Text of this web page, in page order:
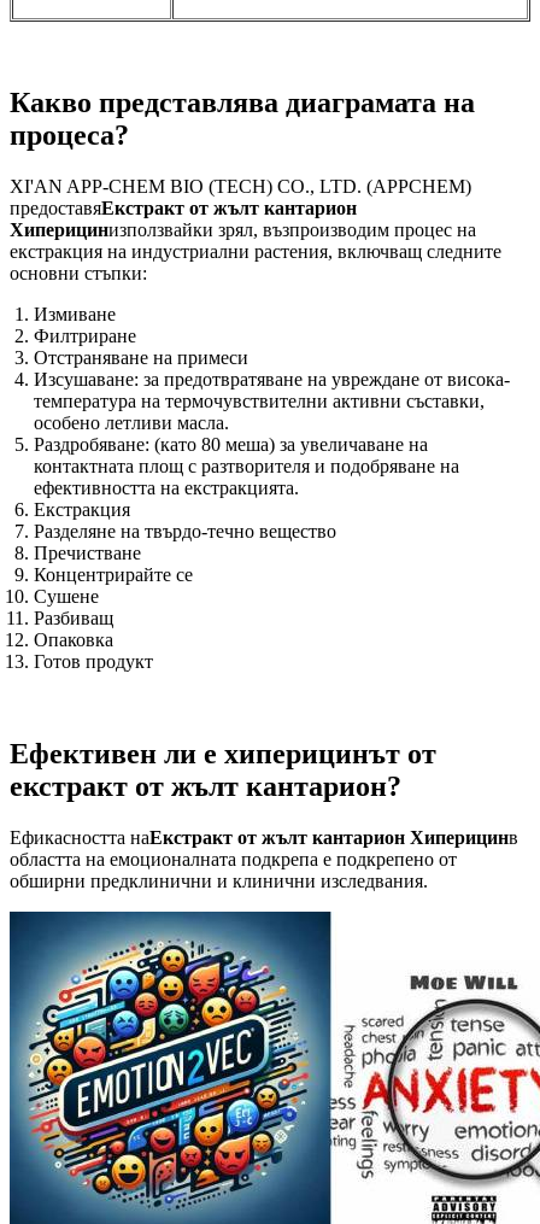
Какво представлява диаграмата на
процеса?
XI'AN APP-CHEM BIO (TECH) CO., LTD. (APPCHEM)
предоставяЕкстракт от жълт кантарион
Хиперицинизползвайки зрял, възпроизводим процес на
екстракция на индустриални растения, включващ следните
основни стъпки:
Измиване
Филтриране
Отстраняване на примеси
Изсушаване: за предотвратяване на увреждане от висока-
температура на термочувствителни активни съставки,
особено летливи масла.
Раздробяване: (като 80 меша) за увеличаване на
контактната площ с разтворителя и подобряване на
ефективността на екстракцията.
Екстракция
Разделяне на твърдо-течно вещество
Пречистване
Концентрирайте се
Сушене
Разбиващ
Опаковка
Готов продукт
Ефективен ли е хиперицинът от
екстракт от жълт кантарион?
Ефикасността наЕкстракт от жълт кантарион Хиперицинв
областта на емоционалната подкрепа е подкрепено от
обширни предклинични и клинични изследвания.